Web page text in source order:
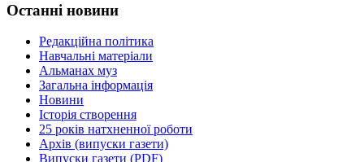
Останні новини
Редакційна політика
Навчальні матеріали
Альманах муз
Загальна інформація
Новини
Історія створення
25 років натхненної роботи
Архів (випуски газети)
Випуски газети (PDF)